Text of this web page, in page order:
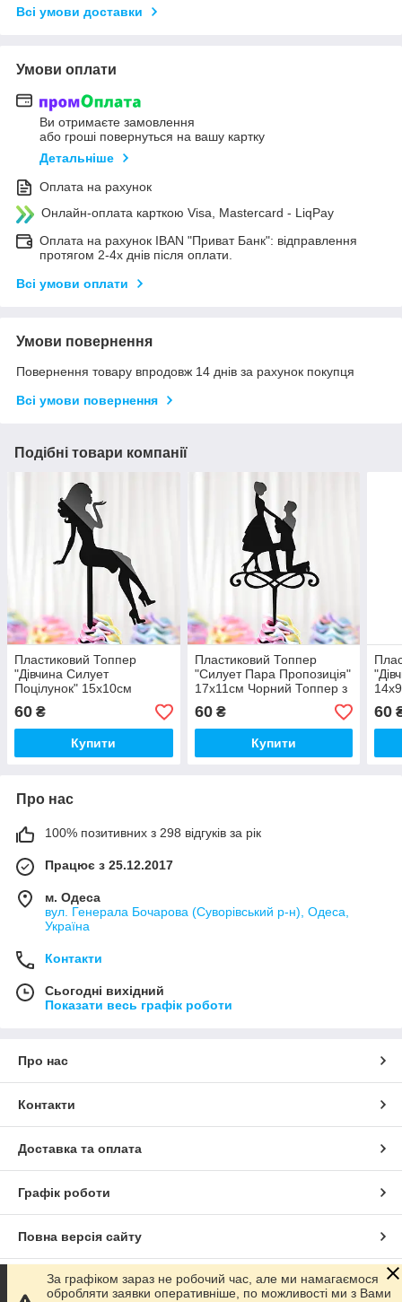
Всі умови доставки
Умови оплати
Ви отримаєте замовлення
або гроші повернуться на вашу картку
Детальніше
Оплата на рахунок
Онлайн-оплата карткою Visa, Mastercard - LiqPay
Оплата на рахунок IBAN "Приват Банк": відправлення
протягом 2-4х днів після оплати.
Всі умови оплати
Умови повернення
Повернення товару впродовж 14 днів за рахунок покупця
Всі умови повернення
Подібні товари компанії
Пластиковий Топпер
"Дівчина Силует
Поцілунок" 15х10cм
Чорний Топпер з Акрилу
для Торта, Фігурка
Полістирол
60 ₴
Купити
Пластиковий Топпер
"Силует Пара Пропозиція"
17х11cм Чорний Топпер з
Акрилу для Торта, Фігурка
Полістирол
60₴
Купити
60
Про нас
100% позитивних з 298 відгуків за рік
Працює з 25.12.2017
м. Одеса
вул. Генерала Бочарова (Суворівський р-н), Одеса,
Україна
Контакти
Сьогодні вихідний
Показати весь графік роботи
Про нас
Контакти
Доставка та оплата
Графік роботи
Повна версія сайту
Сайт створено на маркетплейсіProm.ua
За графіком зараз не робочий час, але ми намагаємося
обробляти заявки оперативніше, по можливості ми з Вами